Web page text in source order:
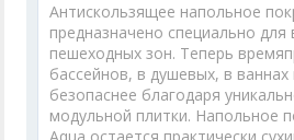
Антискользящее напольное
предназначено специально
пешеходных зон. Теперь
бассейнов, в душевых, в ваннах
безопаснее благодаря
модульной плитки. Напольное